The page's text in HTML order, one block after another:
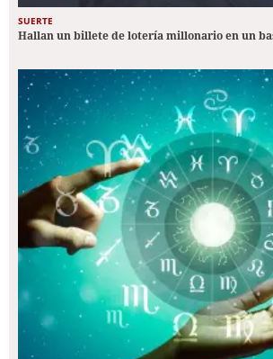
SUERTE
Hallan un billete de lotería millonario en un